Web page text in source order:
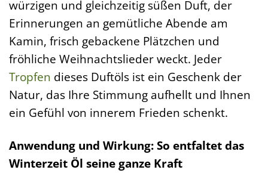
würzigen und gleichzeitig süßen Duft, der
Erinnerungen an gemütliche Abende am
Kamin, frisch gebackene Plätzchen und
fröhliche Weihnachtslieder weckt. Jeder
Tropfen dieses Duftöls ist ein Geschenk der
Natur, das Ihre Stimmung aufhellt und Ihnen
ein Gefühl von innerem Frieden schenkt.
Anwendung und Wirkung: So entfaltet das
Winterzeit Öl seine ganze Kraft